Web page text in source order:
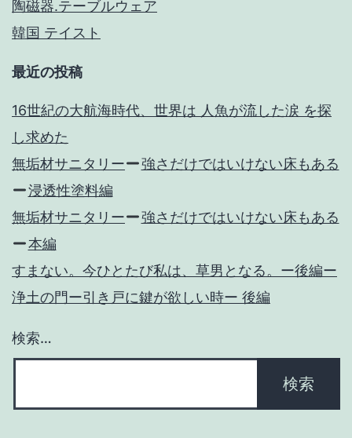
陶磁器.テーブルウェア
韓国 テイスト
最近の投稿
16世紀の大航海時代、世界は 人魚が流した涙 を探
し求めた
無垢材サニタリー
強さだけではいけない床もある
浸透性塗料編
無垢材サニタリー
強さだけではいけない床もある
本編
すまない。今ひとたび私は、草男となる。ー後編ー
浄土の門ー引き戸に鍵が欲しい時ー 後編
検索…